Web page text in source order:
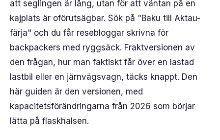
att seglingen är lång, utan för att väntan på en
kajplats är oförutsägbar. Sök på "Baku till Aktau-
färja" och du får resebloggar skrivna för
backpackers med ryggsäck. Fraktversionen av
den frågan, hur man faktiskt får över en lastad
lastbil eller en järnvägsvagn, täcks knappt. Den
här guiden är den versionen, med
kapacitetsförändringarna från 2026 som börjar
lätta på flaskhalsen.